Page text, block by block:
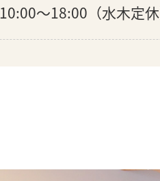
10:00〜18:00（水木定休